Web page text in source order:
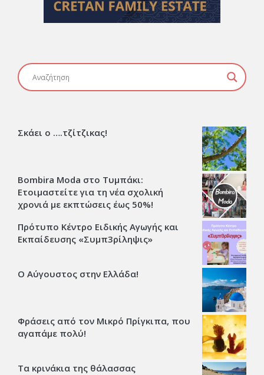
Σκάει ο ….τζίτζικας!
Bombira Moda στο Τυμπάκι:
Ετοιμαστείτε για τη νέα σχολική
χρονιά με εκπτώσεις έως 50%!
Πρότυπο Κέντρο Ειδικής Αγωγής και
Εκπαίδευσης «Συμπ3ρίληψις»
Ο Αύγουστος στην Ελλάδα!
Φράσεις από τον Μικρό Πρίγκιπα, που
αγαπάμε πολύ!
Τα κρινάκια της θάλασσας